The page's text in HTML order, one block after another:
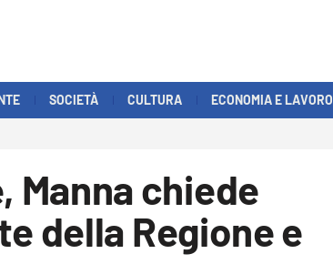
SOCIETÀ CULTURA ECONOMIA E LAVORO
Manna chiede
della Regione e